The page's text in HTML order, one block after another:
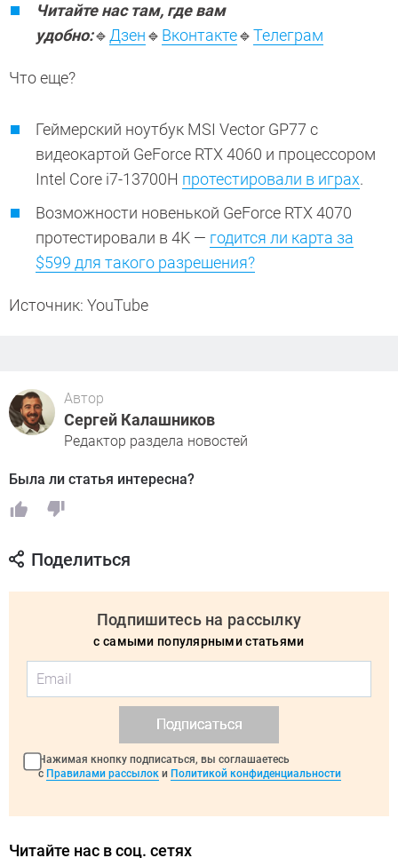
Читайте нас там, где вам
удобно:🔹 Дзен🔹 Вконтакте🔹Телеграм
Что еще?
Геймерский ноутбук MSI Vector GP77 с
видеокартой GeForce RTX 4060 и процессором
Intel Core i7-13700H протестировали в играх.
Возможности новенькой GeForce RTX 4070
протестировали в 4K — годится ли карта за
$599 для такого разрешения?
Источник: YouTube
Автор
Сергей Калашников
Редактор раздела новостей
Была ли статья интересна?
Поделиться
Подпишитесь на рассылку
с самыми популярными статьями
Подписаться
Нажимая кнопку подписаться, вы соглашаетесь
с Правилами рассылок и Политикой конфиденциальности
Читайте нас в соц. сетях